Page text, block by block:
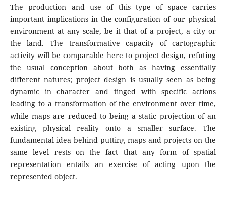
The production and use of this type of space carries
important implications in the configuration of our physical
environment at any scale, be it that of a project, a city or
the land. The transformative capacity of cartographic
activity will be comparable here to project design, refuting
the usual conception about both as having essentially
different natures; project design is usually seen as being
dynamic in character and tinged with specific actions
leading to a transformation of the environment over time,
while maps are reduced to being a static projection of an
existing physical reality onto a smaller surface. The
fundamental idea behind putting maps and projects on the
same level rests on the fact that any form of spatial
representation entails an exercise of acting upon the
represented object.